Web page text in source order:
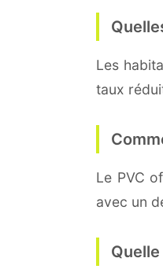
Les
taux
Le PVC
avec un